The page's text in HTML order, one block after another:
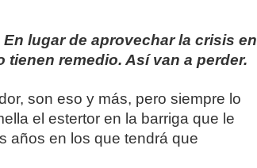
lugar de aprovechar la crisis en
tienen remedio. Así van a perder.
son eso y más, pero siempre lo
el estertor en la barriga que le
años en los que tendrá que